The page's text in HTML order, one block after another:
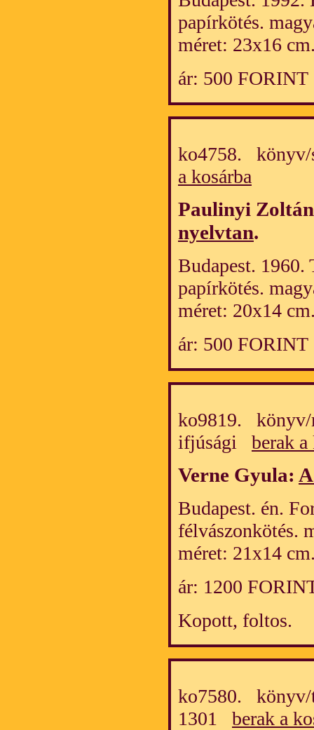
papírkötés.
méret: 23x16
ár: 500 FORINT
ko4758.
a kosárba
Paulinyi
nyelvtan.
Budapest. 1960.
papírkötés.
méret: 20x14
ár: 500 FORINT
ko9819. könyv/
ifjúsági berak a
Verne Gyula:
Budapest. én.
félvászonkötés.
méret: 21x14
ár: 1200
Kopott, foltos.
ko7580. könyv/
1301 berak a